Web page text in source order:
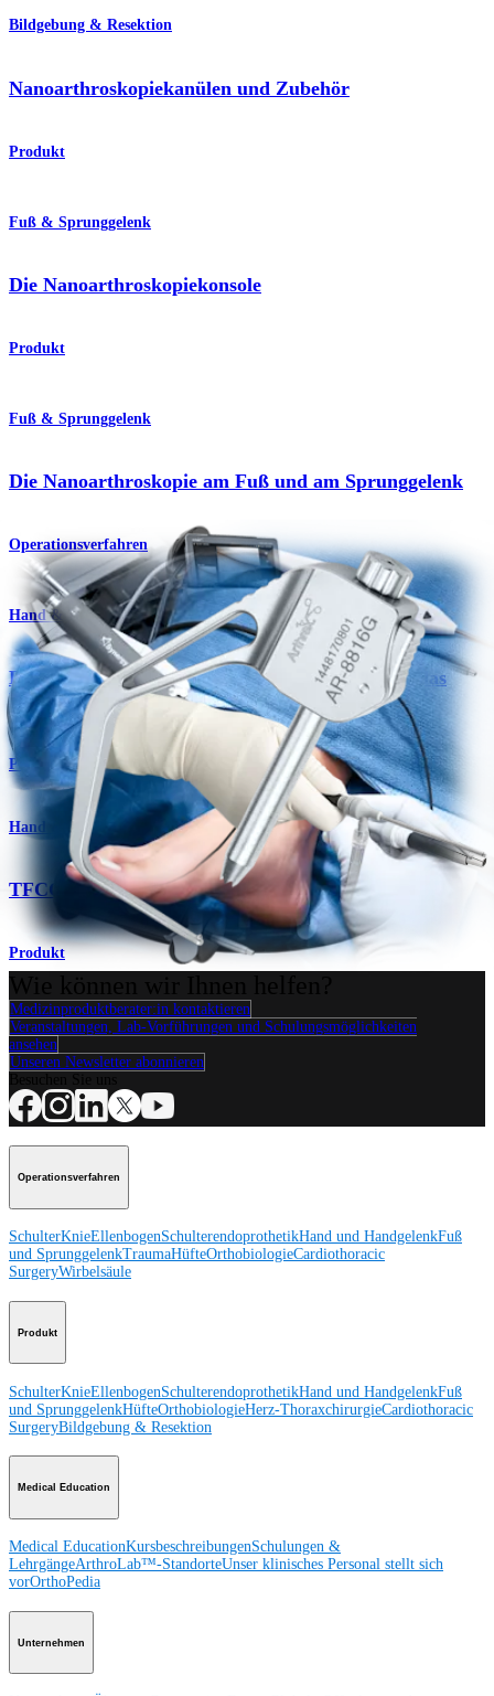
Bildgebung & Resektion
Nanoarthroskopiekanülen und Zubehör
Produkt
Fuß & Sprunggelenk
Die Nanoarthroskopiekonsole
Produkt
Fuß & Sprunggelenk
Die Nanoarthroskopie am Fuß und am Sprunggelenk
Operationsverfahren
Hand & Handgelenk
Das Nanoarthroskopiesystem für die Hand und das
Handgelenk
Produkt
Hand & Handgelenk
TFCC-Führung und Kit
Produkt
Medizinproduktberater:in kontaktieren
Veranstaltungen, Lab-Vorführungen und Schulungsmöglichkeiten
ansehen
Unseren Newsletter abonnieren
Operationsverfahren
SchulterKnieEllenbogenSchulterendoprothetikHand und HandgelenkFuß
und SprunggelenkTraumaHüfteOrthobiologieCardiothoracic
SurgeryWirbelsäule
Produkt
SchulterKnieEllenbogenSchulterendoprothetikHand und HandgelenkFuß
und SprunggelenkHüfteOrthobiologieHerz-ThoraxchirurgieCardiothoracic
SurgeryBildgebung & Resektion
Medical Education
Medical EducationKursbeschreibungenSchulungen &
LehrgängeArthroLab™-StandorteUnser klinisches Personal stellt sich
vorOrthoPedia
Unternehmen